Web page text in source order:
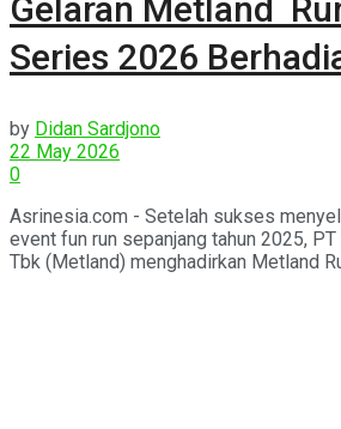
Gelaran Metland
Series 2026
by Didan Sardjono
22 May 2026
0
Asrinesia.com - Setelah sukses
event fun run sepanjang tahun 2025,
Tbk (Metland) menghadirkan Metland